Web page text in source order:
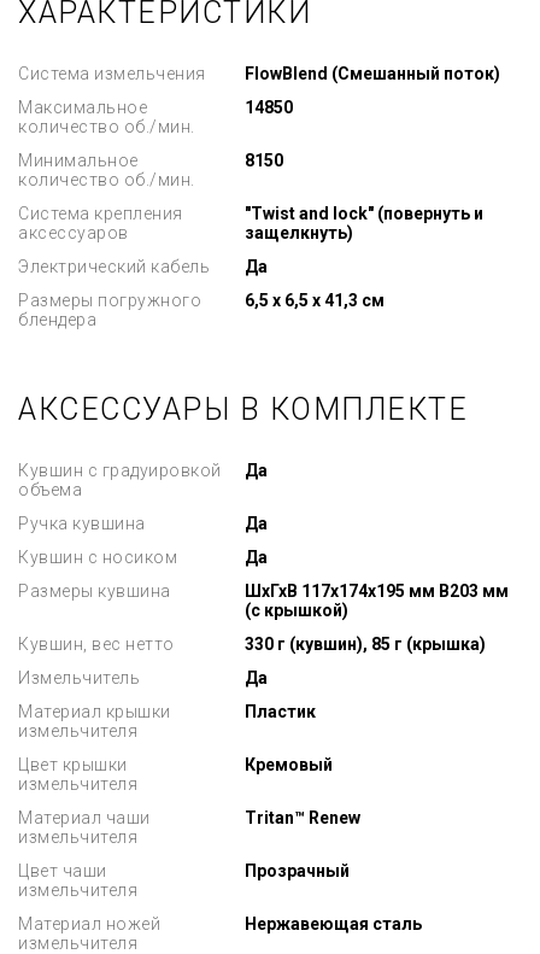
ХАРАКТЕРИСТИКИ
Система измельчения
FlowBlend (Смешанный поток)
Максимальное
количество об./мин.
14850
Минимальное
количество об./мин.
8150
Система крепления
аксессуаров
"Twist and lock" (повернуть и
защелкнуть)
Электрический кабель
Да
Размеры погружного
блендера
6,5 x 6,5 x 41,3 см
АКСЕССУАРЫ В КОМПЛЕКТЕ
Кувшин с градуировкой
объема
Да
Ручка кувшина
Да
Кувшин с носиком
Да
Размеры кувшина
ШхГхВ 117x174x195 мм В203 мм
(с крышкой)
Кувшин, вес нетто
330 г (кувшин), 85 г (крышка)
Измельчитель
Да
Материал крышки
измельчителя
Пластик
Цвет крышки
измельчителя
Кремовый
Материал чаши
измельчителя
Tritan™ Renew
Цвет чаши
измельчителя
Прозрачный
Материал ножей
измельчителя
Нержавеющая сталь